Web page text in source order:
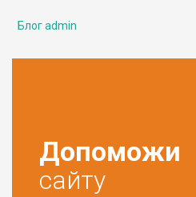
Блог admin
Допоможи
сайту